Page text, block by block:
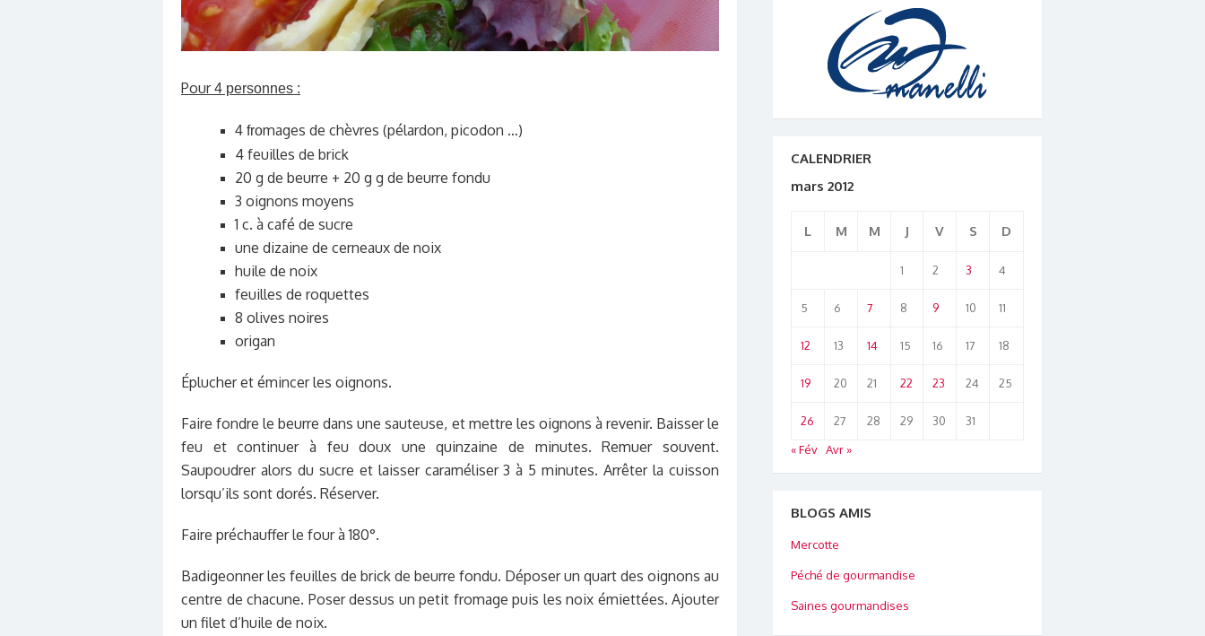
Pour4 personnes :
4 fromages de chèvres (pélardon, picodon …)
4 feuilles de brick
20 g de beurre + 20 g g de beurre fondu
3 oignons moyens
1 c. à café de sucre
une dizaine de cerneaux de noix
huile de noix
feuilles de roquettes
8 olives noires
origan
Éplucher et émincer les oignons.
Faire fondre le beurre dans une sauteuse, et mettre les oignons à revenir. Baisser le
feu et continuer à feu doux une quinzaine de minutes. Remuer souvent.
Saupoudrer alors du sucre et laisser caraméliser 3 à 5 minutes. Arrêter la cuisson
lorsqu’ils sont dorés. Réserver.
Faire préchauffer le four à 180°.
Badigeonner les feuilles de brick de beurre fondu. Déposer un quart des oignons au
centre de chacune. Poser dessus un petit fromage puis les noix émiettées. Ajouter
un filet d’huile de noix.
CALENDRIER
mars 2012
L M M J V S D
1 2 3 4
5 6 7 8 9 10 11
12 13 14 15 16 17 18
19 20 21 22 23 24 25
26 27 28 29 30
31
« Fév Avr »
BLOGS AMIS
Mercotte
Péché de gourmandise
Saines gourmandises